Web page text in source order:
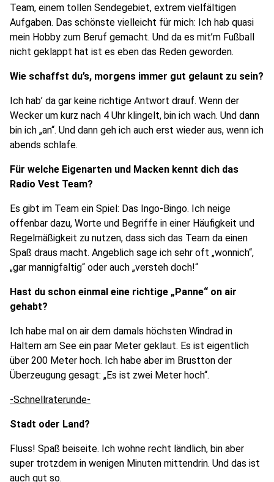
Team, einem tollen Sendegebiet, extrem vielfältigen
Aufgaben. Das schönste vielleicht für mich: Ich hab quasi
mein Hobby zum Beruf gemacht. Und da es mit’m Fußball
nicht geklappt hat ist es eben das Reden geworden.
Wie schaffst du’s, morgens immer gut gelaunt zu sein?
Ich hab’ da gar keine richtige Antwort drauf. Wenn der
Wecker um kurz nach 4 Uhr klingelt, bin ich wach. Und dann
bin ich „an“. Und dann geh ich auch erst wieder aus, wenn ich
abends schlafe.
Für welche Eigenarten und Macken kennt dich das
Radio Vest Team?
Es gibt im Team ein Spiel: Das Ingo-Bingo. Ich neige
offenbar dazu, Worte und Begriffe in einer Häufigkeit und
Regelmäßigkeit zu nutzen, dass sich das Team da einen
Spaß draus macht. Angeblich sage ich sehr oft „wonnich“,
„gar mannigfaltig“ oder auch „versteh doch!“
Hast du schon einmal eine richtige „Panne“ on air
gehabt?
Ich habe mal on air dem damals höchsten Windrad in
Haltern am See ein paar Meter geklaut. Es ist eigentlich
über 200 Meter hoch. Ich habe aber im Brustton der
Überzeugung gesagt: „Es ist zwei Meter hoch“.
-Schnellraterunde-
Stadt oder Land?
Fluss! Spaß beiseite. Ich wohne recht ländlich, bin aber
super trotzdem in wenigen Minuten mittendrin. Und das ist
auch gut so.